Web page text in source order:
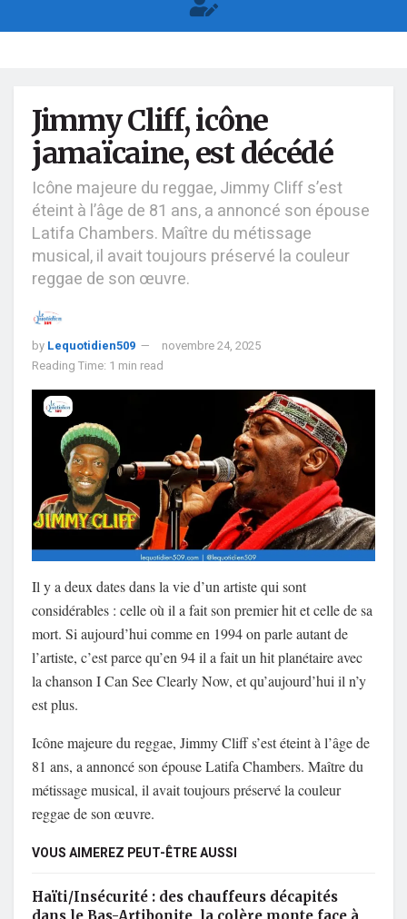
Jimmy Cliff, icône
jamaïcaine, est décédé
Icône majeure du reggae, Jimmy Cliff s’est
éteint à l’âge de 81 ans, a annoncé son épouse
Latifa Chambers. Maître du métissage
musical, il avait toujours préservé la couleur
reggae de son œuvre.
by Lequotidien509
novembre 24, 2025
Reading Time: 1 min read
Il y a deux dates dans la vie d’un artiste qui sont
considérables : celle où il a fait son premier hit et celle de sa
mort. Si aujourd’hui comme en 1994 on parle autant de
l’artiste, c’est parce qu’en 94 il a fait un hit planétaire avec
la chanson I Can See Clearly Now, et qu’aujourd’hui il n’y
est plus.
Icône majeure du reggae, Jimmy Cliff s’est éteint à l’âge de
81 ans, a annoncé son épouse Latifa Chambers. Maître du
métissage musical, il avait toujours préservé la couleur
reggae de son œuvre.
VOUS AIMEREZ PEUT-ÊTRE AUSSI
Haïti/Insécurité : des chauffeurs décapités